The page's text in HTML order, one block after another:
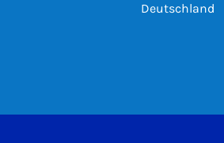
Deutschland